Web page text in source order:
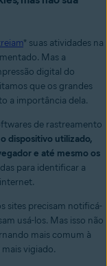
* suas atividades na
Mas a
digital do
que os grandes
a importância dela.
de rastreamento
dispositivo utilizado,
e até mesmo os
para identificar a
sites precisam notificá-
usá-los. Mas isso não
mais comum à
vigiado.